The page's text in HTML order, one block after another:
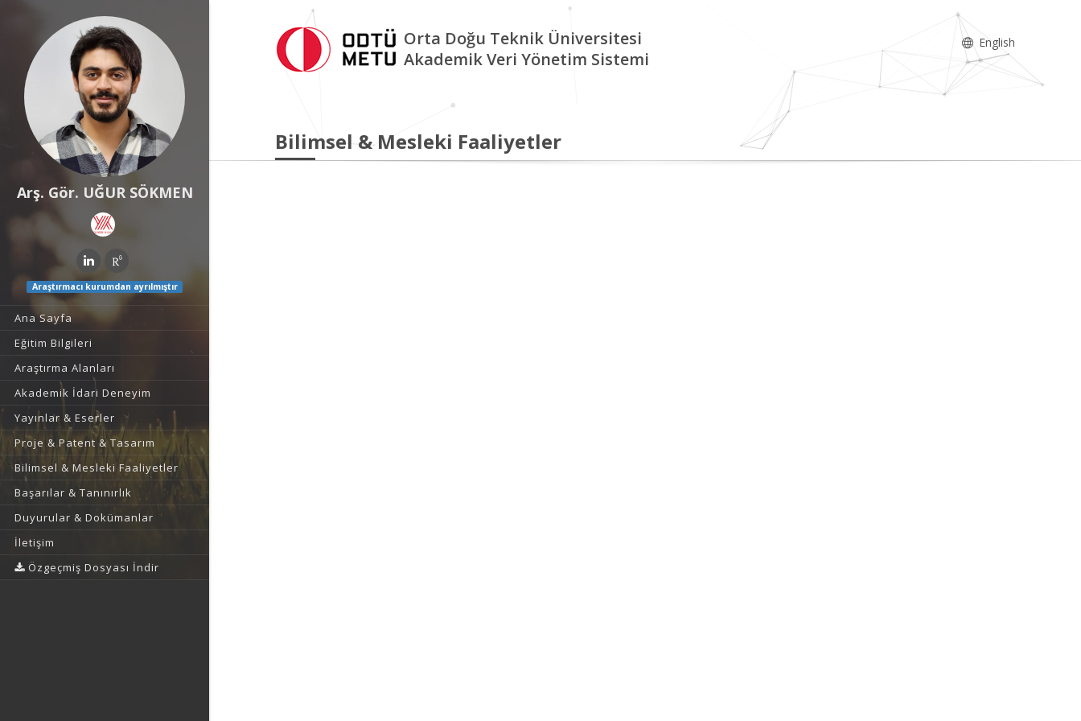
Arş. Gör. UĞUR SÖKMEN
Araştırmacı kurumdan ayrılmıştır
Ana Sayfa
Eğitim Bilgileri
Araştırma Alanları
Akademik İdari Deneyim
Yayınlar & Eserler
Proje & Patent & Tasarım
Bilimsel & Mesleki Faaliyetler
Başarılar & Tanınırlık
Duyurular & Dokümanlar
İletişim
Özgeçmiş Dosyası İndir
Orta Doğu Teknik Üniversitesi
Akademik Veri Yönetim Sistemi
English
Bilimsel & Mesleki Faaliyetler